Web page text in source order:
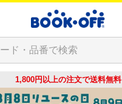
1,800円以上の注文で送料無料